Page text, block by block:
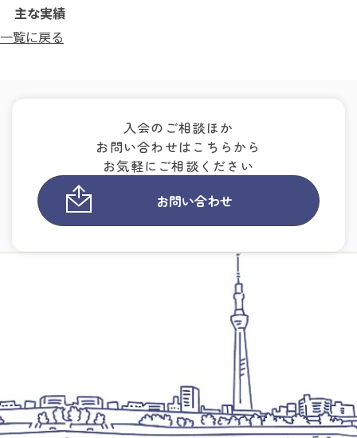
主な実績
一覧に戻る
入会のご相談ほか
お問い合わせはこちらから
お気軽にご相談ください
お問い合わせ